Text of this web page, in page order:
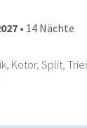
• 14 Nächte
Kotor, Split,